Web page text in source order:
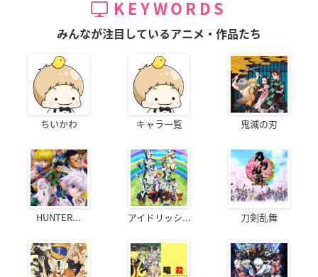
KEYWORDS
みんなが注目しているアニメ・作品たち
ちいかわ キャラ一覧 鬼滅の刃
HUNTER... アイドリッシ... 刀剣乱舞